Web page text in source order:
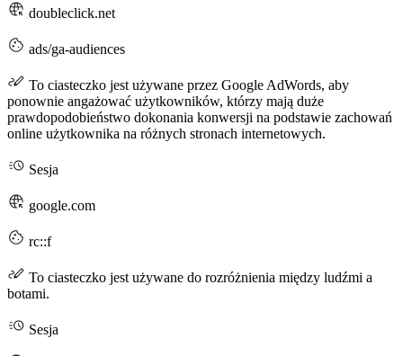
doubleclick.net
ads/ga-audiences
To ciasteczko jest używane przez Google AdWords, aby
ponownie angażować użytkowników, którzy mają duże
prawdopodobieństwo dokonania konwersji na podstawie zachowań
online użytkownika na różnych stronach internetowych.
Sesja
google.com
rc::f
To ciasteczko jest używane do rozróżnienia między ludźmi a
botami.
Sesja